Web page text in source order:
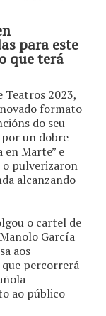
para este
que terá
Teatros 2023,
formato
do seu
un dobre
Marte” e
o pulverizaron
alcanzando
o cartel de
García
aos
percorrerá
ao público